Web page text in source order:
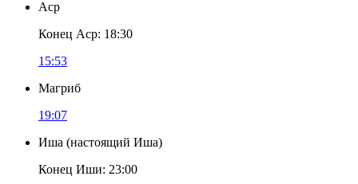
Аср
Конец Аср: 18:30
15:53
Магриб
19:07
Иша (настоящий Иша)
Конец Иши: 23:00